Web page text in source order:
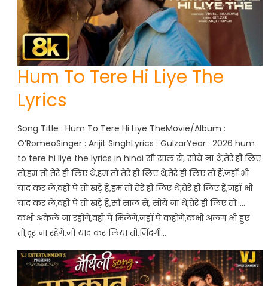
Hum To Tere Hi Liye The
Lyrics
Song Title : Hum To Tere Hi Liye TheMovie/Album :
O’RomeoSinger : Arijit SinghLyrics : GulzarYear : 2026 hum
to tere hi liye the lyrics in hindi सौ साल से, सोये ना थे,तेरे ही लिए
तो,हम तो तेरे ही लिए थे,हम तो तेरे ही लिए थे,तेरे ही लिए तो हैं,जहाँ भी
याद कर ले,वहीं पे तो खड़े हैं,हम तो तेरे ही लिए थे,तेरे ही लिए हैं,जहाँ भी
याद कर ले,वहीं पे तो खड़े हैं,सौ साल से, सोये ना थे,तेरे ही लिए तो…..
कभी अकेले ना रहोगे,वहीं पे मिलेंगे,जहाँ पे कहोगे,कभी अलग भी हुए
तो,दूर ना रहेंगे,जो याद कर लिया तो,जिंदगी…